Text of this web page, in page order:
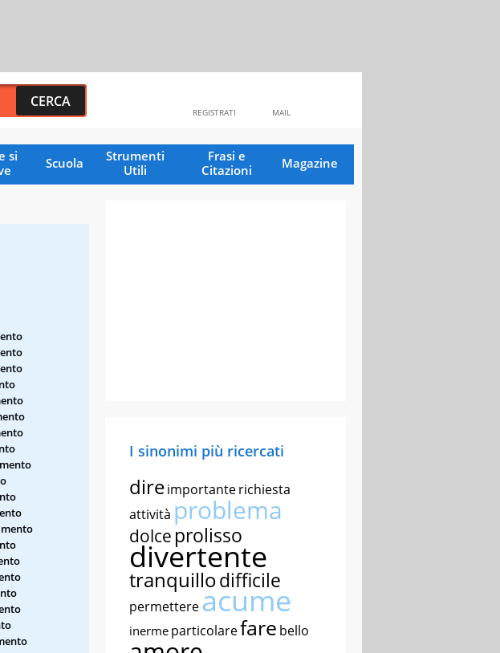
MAIL
REGISTRATI
si
Scuola
Strumenti
Utili
Frasi e
Citazioni
Magazine
I sinonimi più ricercati
direimportanterichiesta
attività problema
dolce prolisso
divertente
tranquillodifficile
permettereacume
inerme particolarefare bello